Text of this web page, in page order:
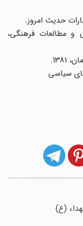
حدیث امروز.
مطالعات فرهنگی،
سیاسی
(ع)